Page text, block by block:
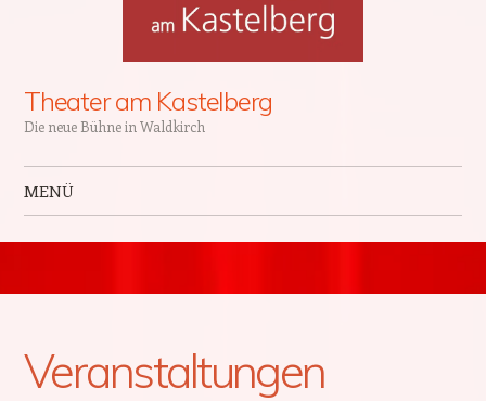
Theater am Kastelberg
Die neue Bühne in Waldkirch
MENÜ
Veranstaltungen